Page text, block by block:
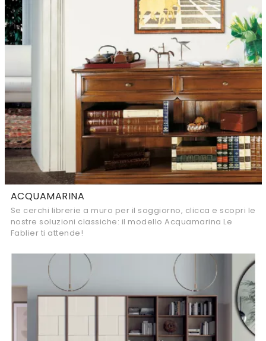
ACQUAMARINA
Se cerchi librerie a muro per il soggiorno, clicca e scopri le
nostre soluzioni classiche: il modello Acquamarina Le
Fablier ti attende!